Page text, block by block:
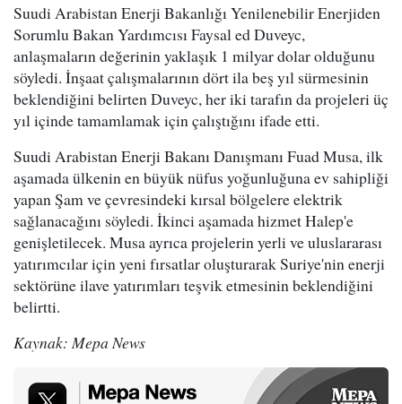
Suudi Arabistan Enerji Bakanlığı Yenilenebilir Enerjiden
Sorumlu Bakan Yardımcısı Faysal ed Duveyc,
anlaşmaların değerinin yaklaşık 1 milyar dolar olduğunu
söyledi. İnşaat çalışmalarının dört ila beş yıl sürmesinin
beklendiğini belirten Duveyc, her iki tarafın da projeleri üç
yıl içinde tamamlamak için çalıştığını ifade etti.
Suudi Arabistan Enerji Bakanı Danışmanı Fuad Musa, ilk
aşamada ülkenin en büyük nüfus yoğunluğuna ev sahipliği
yapan Şam ve çevresindeki kırsal bölgelere elektrik
sağlanacağını söyledi. İkinci aşamada hizmet Halep'e
genişletilecek. Musa ayrıca projelerin yerli ve uluslararası
yatırımcılar için yeni fırsatlar oluşturarak Suriye'nin enerji
sektörüne ilave yatırımları teşvik etmesinin beklendiğini
belirtti.
Kaynak: Mepa News